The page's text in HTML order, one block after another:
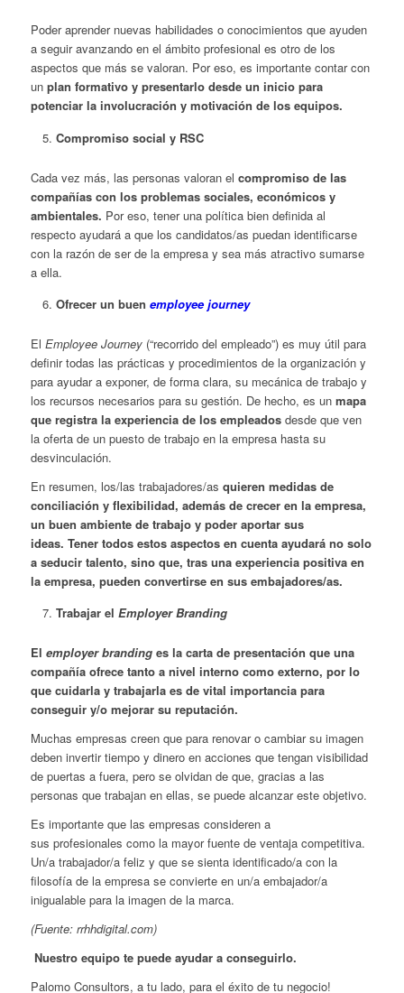
Poder aprender nuevas habilidades o conocimientos que ayuden
a seguir avanzando en el ámbito profesional es otro de los
aspectos que más se valoran. Por eso, es importante contar con
un plan formativo y presentarlo desde un inicio para
potenciar la involucración y motivación de los equipos.
Compromiso social y RSC
Cada vez más, las personas valoran el compromiso de las
compañías con los problemas sociales, económicos y
ambientales. Por eso, tener una política bien definida al
respecto ayudará a que los candidatos/as puedan identificarse
con la razón de ser de la empresa y sea más atractivo sumarse
a ella.
Ofrecer un buen employee journey
El Employee Journey(“recorrido del empleado”) es muy útil para
definir todas las prácticas y procedimientos de la organización y
para ayudar a exponer, de forma clara, su mecánica de trabajo y
los recursos necesarios para su gestión. De hecho, es un mapa
que registra la experiencia de los empleadosdesde que ven
la oferta de un puesto de trabajo en la empresa hasta su
desvinculación.
En resumen, los/las trabajadores/as quieren medidas de
conciliación y flexibilidad, además de crecer en la empresa,
un buen ambiente de trabajo y poder aportar sus
ideas. Tener todos estos aspectos en cuenta ayudará no solo
a seducir talento, sino que, tras una experiencia positiva en
la empresa, pueden convertirse en sus embajadores/as.
Trabajar el Employer Branding
El employer brandinges la carta de presentación que una
compañía ofrece tanto a nivel interno como externo, por lo
que cuidarla y trabajarla es de vital importancia para
conseguir y/o mejorar su reputación.
Muchas empresas creen que para renovar o cambiar su imagen
deben invertir tiempo y dinero en acciones que tengan visibilidad
de puertas a fuera, pero se olvidan de que, gracias a las
personas que trabajan en ellas, se puede alcanzar este objetivo.
Es importante que las empresas consideren a
sus profesionales como la mayor fuente de ventaja competitiva.
Un/a trabajador/a feliz y que se sienta identificado/a con la
filosofía de la empresa se convierte en un/a embajador/a
inigualable para la imagen de la marca.
(Fuente: rrhhdigital.com)
Nuestro equipo te puede ayudar a conseguirlo.
Palomo Consultors, a tu lado, para el éxito de tu negocio!